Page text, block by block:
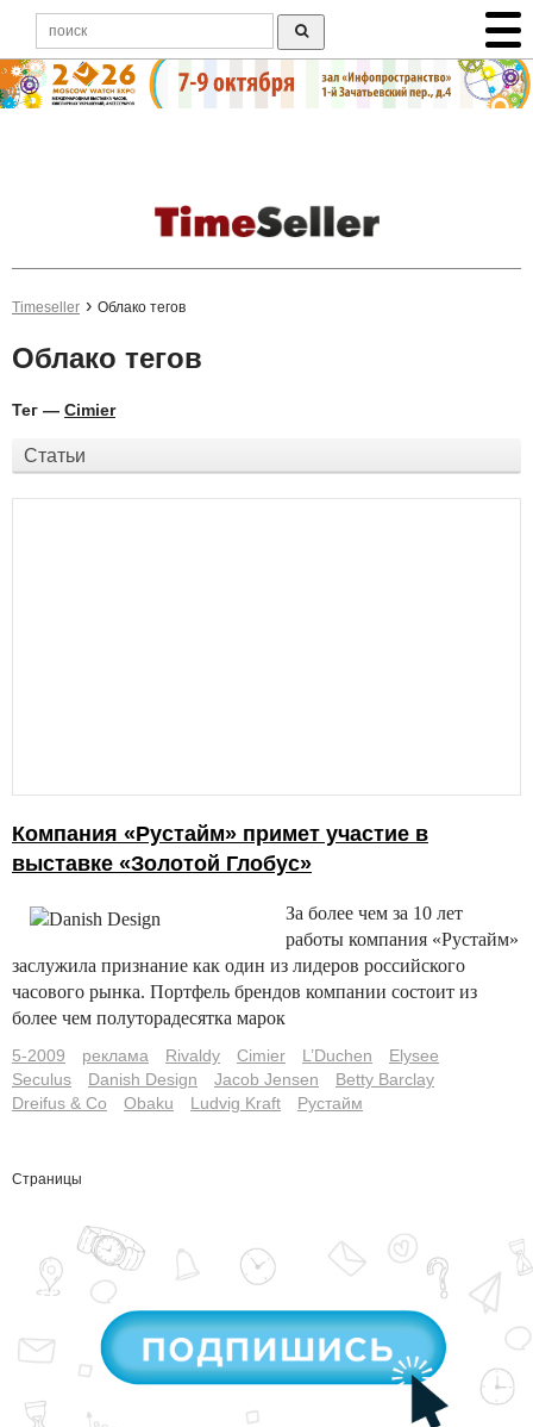
Timeseller Облако тегов
Облако тегов
Тег — Cimier
Статьи
Компания «Рустайм» примет участие в
выставке «Золотой Глобус»
За более чем за 10 лет
работы компания «Рустайм»
заслужила признание как один из лидеров российского
часового рынка. Портфель брендов компании состоит из
более чем полуторадесятка марок
5-2009 реклама Rivaldy Cimier L’Duchen
Elysee
Seculus
Danish Design Jacob Jensen
Betty Barclay
Dreifus & Co
Obaku Ludvig Kraft Рустайм
Страницы